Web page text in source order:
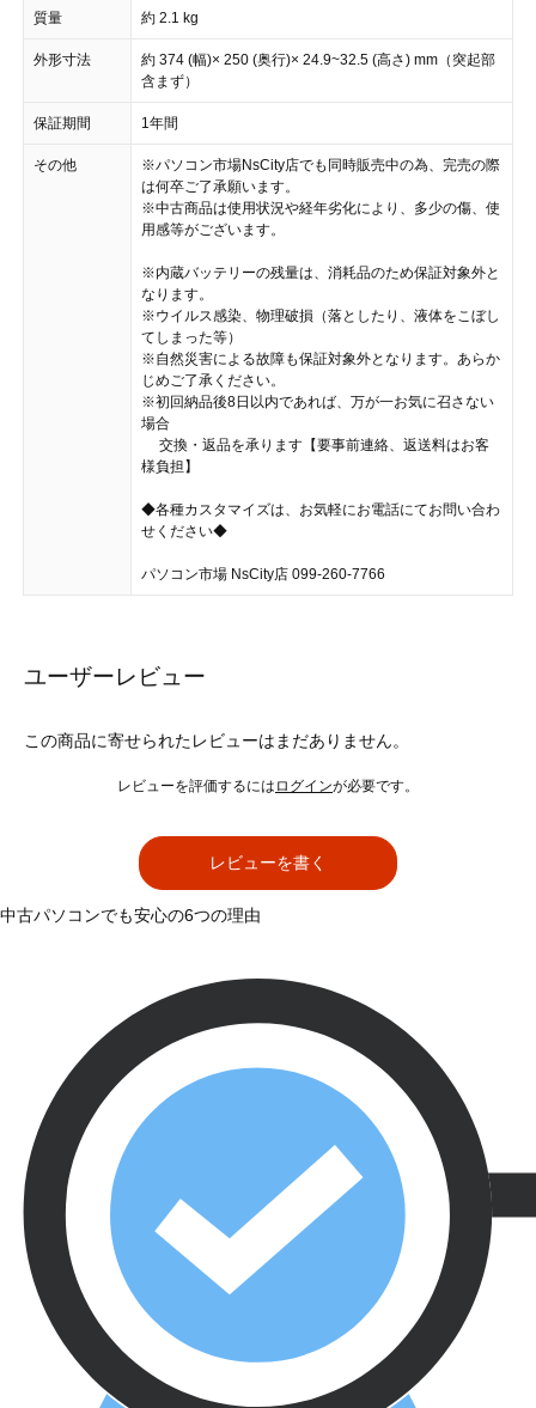
質量 約 2.1 kg
外形寸法
約 374 (幅)× 250 (奥行)× 24.9~32.5 (高さ) mm（突起部
含まず）
保証期間 1年間
その他
※パソコン市場NsCity店でも同時販売中の為、完売の際
は何卒ご了承願います。
※中古商品は使用状況や経年劣化により、多少の傷、使
用感等がございます。
※内蔵バッテリーの残量は、消耗品のため保証対象外と
なります。
※ウイルス感染、物理破損（落としたり、液体をこぼし
てしまった等）
※自然災害による故障も保証対象外となります。あらか
じめご了承ください。
※初回納品後8日以内であれば、万が一お気に召さない
場合
交換・返品を承ります【要事前連絡、返送料はお客
様負担】
◆各種カスタマイズは、お気軽にお電話にてお問い合わ
せください◆
パソコン市場 NsCity店 099-260-7766
ユーザーレビュー
この商品に寄せられたレビューはまだありません。
レビューを評価するには ログインが必要です。
レビューを書く
中古パソコンでも安心の6つの理由